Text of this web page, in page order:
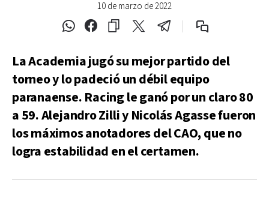
10 de marzo de 2022
La Academia jugó su mejor partido del
torneo y lo padeció un débil equipo
paranaense. Racing le ganó por un claro 80
a 59. Alejandro Zilli y Nicolás Agasse fueron
los máximos anotadores del CAO, que no
logra estabilidad en el certamen.